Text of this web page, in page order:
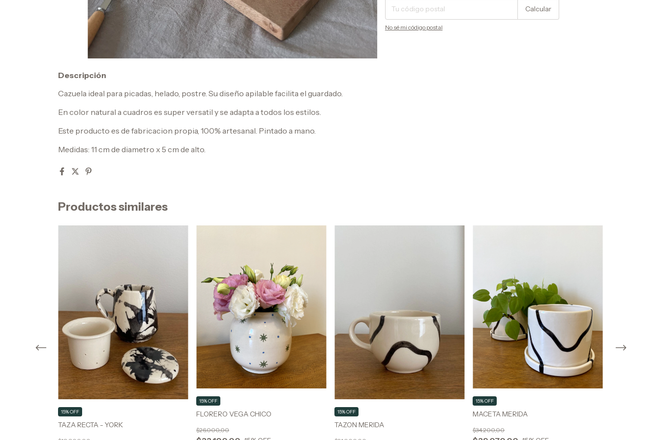
Calcular
No sé mi código postal
Descripción
Cazuela ideal para picadas, helado, postre. Su diseño apilable facilita el guardado.
En color natural a cuadros es super versatil y se adapta a todos los estilos.
Este producto es de fabricacion propia, 100% artesanal. Pintado a mano.
Medidas: 11 cm de diametro x 5 cm de alto.
Productos similares
TAZA RECTA - YORK
15% OFF FLORERO VEGA CHICO
$26.000,00
15% OFF
TAZON MERIDA
15% OFF MACETA MERIDA
$34.200,00
15% OFF